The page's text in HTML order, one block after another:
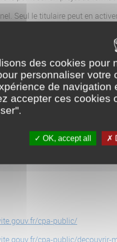
Seul le titulaire peut en
cpa-public/
cpa-public/decouvrir-
des cookies pour
personnaliser
de navigation
accepter ces cookies
OK, accept all